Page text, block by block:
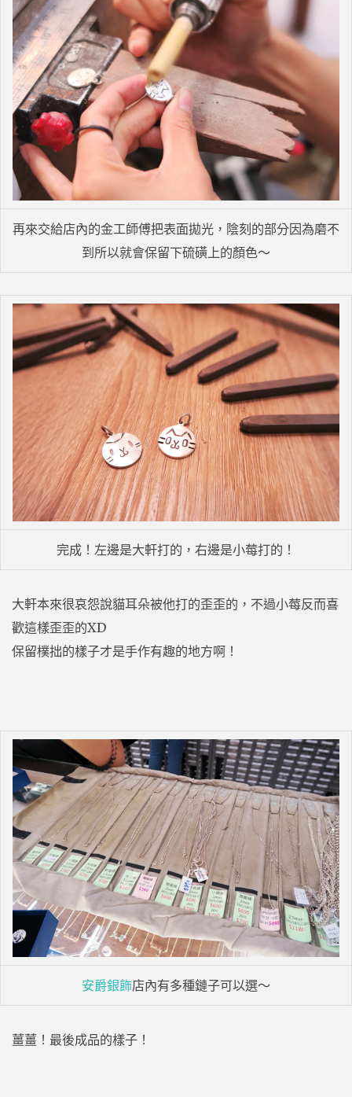
再來交給店內的金工師傅把表面拋光，陰刻的部分因為磨不
到所以就會保留下硫磺上的顏色～
完成！左邊是大軒打的，右邊是小莓打的！
大軒本來很哀怨說貓耳朵被他打的歪歪的，不過小莓反而喜
歡這樣歪歪的XD
保留樸拙的樣子才是手作有趣的地方啊！
安爵銀飾店內有多種鏈子可以選～
薑薑！最後成品的樣子！